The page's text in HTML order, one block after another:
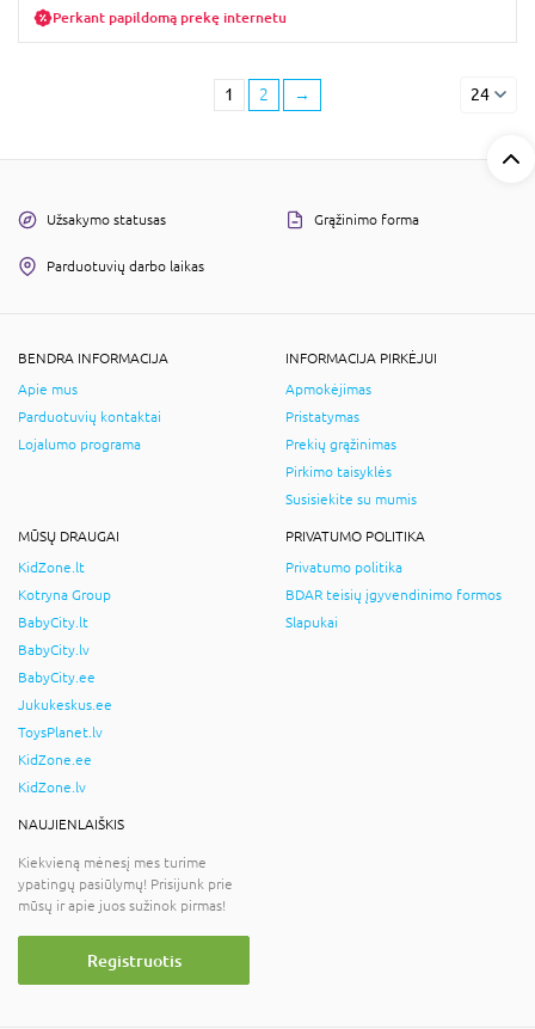
Perkant papildomą prekę internetu
1 2 → 24
Užsakymo statusas Grąžinimo forma
Parduotuvių darbo laikas
BENDRA INFORMACIJA
Apie mus
Parduotuvių kontaktai
Lojalumo programa
INFORMACIJA PIRKĖJUI
Apmokėjimas
Pristatymas
Prekių grąžinimas
Pirkimo taisyklės
Susisiekite su mumis
MŪSŲ DRAUGAI
KidZone.lt
Kotryna Group
BabyCity.lt
BabyCity.lv
BabyCity.ee
Jukukeskus.ee
ToysPlanet.lv
KidZone.ee
KidZone.lv
PRIVATUMO POLITIKA
Privatumo politika
BDAR teisių įgyvendinimo formos
Slapukai
NAUJIENLAIŠKIS
Kiekvieną mėnesį mes turime
ypatingų pasiūlymų! Prisijunk prie
mūsų ir apie juos sužinok pirmas!
Registruotis